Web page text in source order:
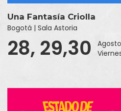
Una Fantasía Criolla
Bogotá | Sala Astoria
28, 29,30
Agosto